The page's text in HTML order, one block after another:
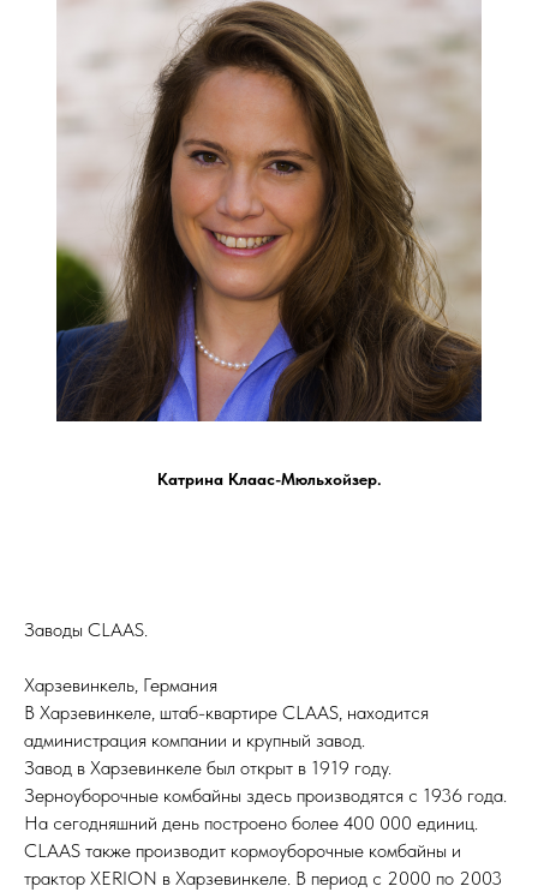
Катрина Клаас-Мюльхойзер.
Заводы CLAAS.
Харзевинкель, Германия
В Харзевинкеле, штаб-квартире CLAAS, находится
администрация компании и крупный завод.
Завод в Харзевинкеле был открыт в 1919 году.
Зерноуборочные комбайны здесь производятся с 1936 года.
На сегодняшний день построено более 400 000 единиц.
CLAAS также производит кормоуборочные комбайны и
трактор XERION в Харзевинкеле. В период с 2000 по 2003